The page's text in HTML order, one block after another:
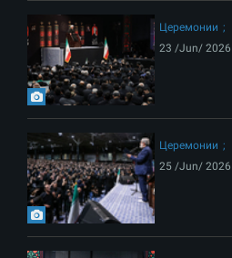
Церемонии
23 /Jun/ 2026
Церемонии
25 /Jun/ 2026